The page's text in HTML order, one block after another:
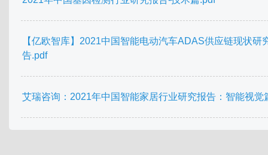
【亿欧智库】2021中国智能电动汽车ADAS供应链现状研
告.pdf
艾瑞咨询：2021年中国智能家居行业研究报告：智能视觉